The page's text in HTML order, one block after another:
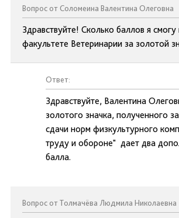
Вопрос от Соломеина Валентина Олеговна
Здравствуйте! Сколько баллов я смогу
факультете Ветеринарии за золотой
Ответ:
Здравствуйте, Валентина
золотого значка, полученного
сдачи норм физкультурного
труду и обороне" дает два
балла.
Вопрос от Толмачёва Людмила Николаевна